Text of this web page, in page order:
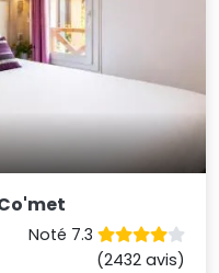
Noté 7.3
(2432 avis)